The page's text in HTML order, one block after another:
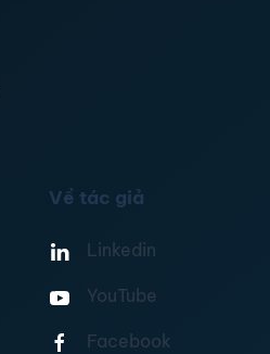
Về tác giả
Linkedin
YouTube
Facebook